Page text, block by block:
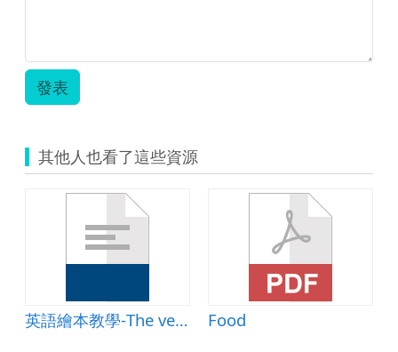
秀.pdf
發表
其他人也看了這些資源
英語繪本教學-The very hungry caterpillar 教學設計
Food